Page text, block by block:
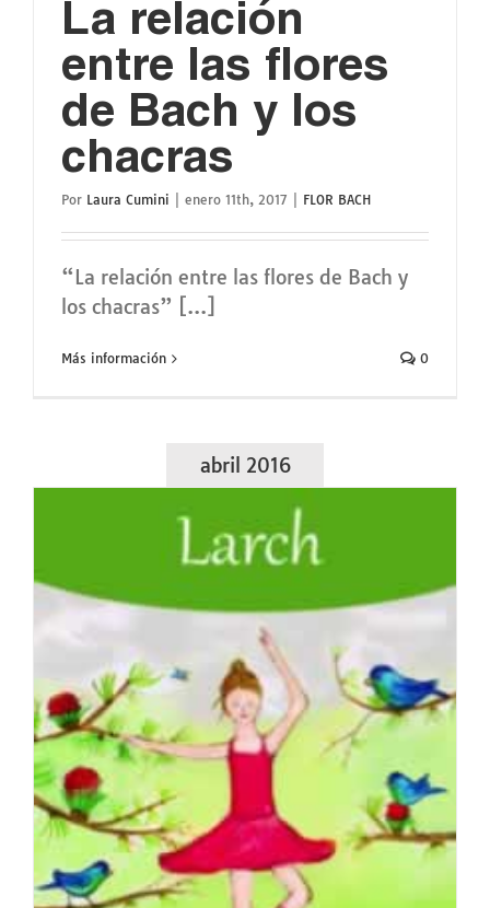
La relación
entre las flores
de Bach y los
chacras
Por Laura Cumini enero 11th, 2017 FLOR BACH
“La relación entre las flores de Bach y
los chacras” [...]
Más información 0
abril 2016